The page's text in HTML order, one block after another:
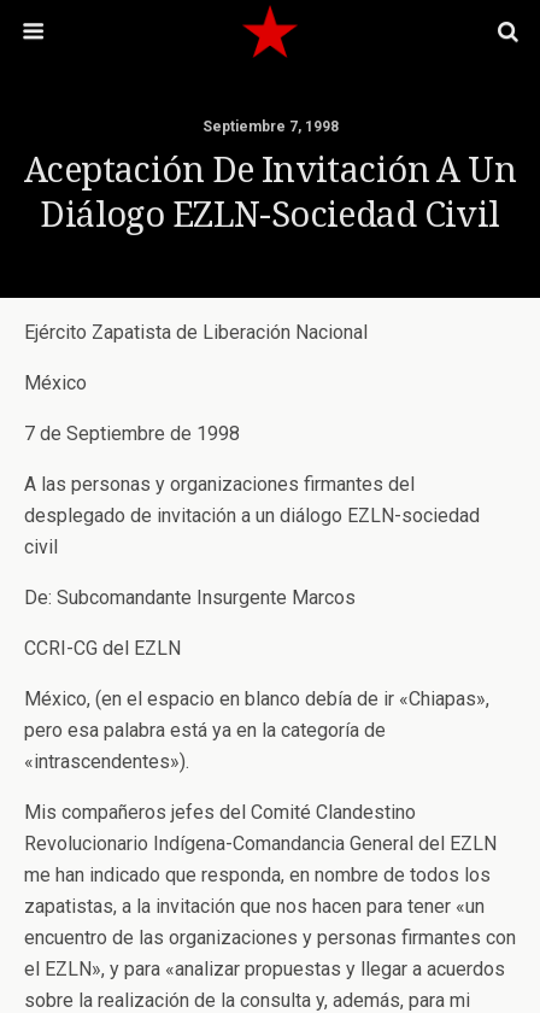
Septiembre 7, 1998
Aceptación De Invitación A Un
Diálogo EZLN-Sociedad Civil
Ejército Zapatista de Liberación Nacional
México
7 de Septiembre de 1998
A las personas y organizaciones firmantes del
desplegado de invitación a un diálogo EZLN-sociedad
civil
De: Subcomandante Insurgente Marcos
CCRI-CG del EZLN
México, (en el espacio en blanco debía de ir «Chiapas»,
pero esa palabra está ya en la categoría de
«intrascendentes»).
Mis compañeros jefes del Comité Clandestino
Revolucionario Indígena-Comandancia General del EZLN
me han indicado que responda, en nombre de todos los
zapatistas, a la invitación que nos hacen para tener «un
encuentro de las organizaciones y personas firmantes con
el EZLN», y para «analizar propuestas y llegar a acuerdos
sobre la realización de la consulta y, además, para mi